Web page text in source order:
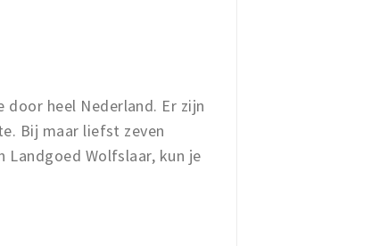
heel Nederland. Er zijn
Bij maar liefst zeven
Landgoed Wolfslaar, kun je